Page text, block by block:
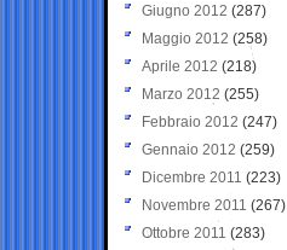
Giugno 2012 (287)
Maggio 2012 (258)
Aprile 2012 (218)
Marzo 2012 (255)
Febbraio 2012 (247)
Gennaio 2012 (259)
Dicembre 2011 (223)
Novembre 2011 (267)
Ottobre 2011 (283)